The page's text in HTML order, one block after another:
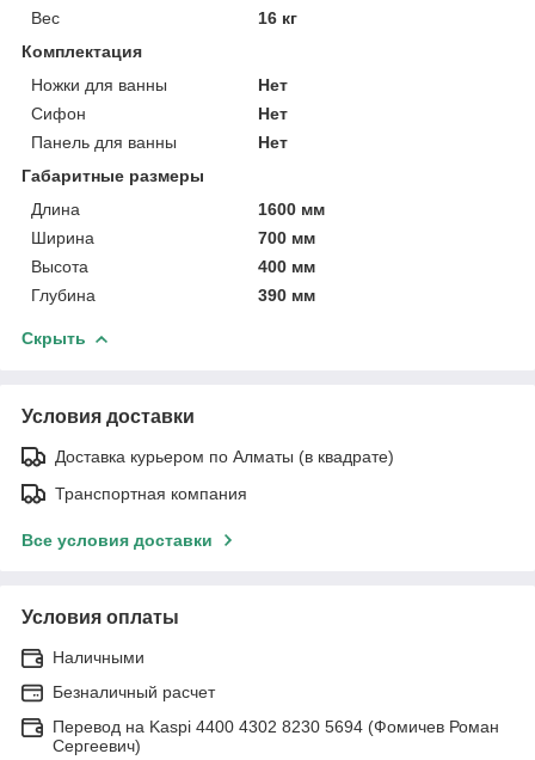
Вес
16 кг
Комплектация
Ножки для ванны
Нет
Сифон
Нет
Панель для ванны
Нет
Габаритные размеры
Длина
1600 мм
Ширина
700 мм
Высота
400 мм
Глубина
390 мм
Скрыть
Условия доставки
Доставка курьером по Алматы (в квадрате)
Транспортная компания
Все условия доставки
Условия оплаты
Наличными
Безналичный расчет
Перевод на Kaspi 4400 4302 8230 5694 (Фомичев Роман
Сергеевич)